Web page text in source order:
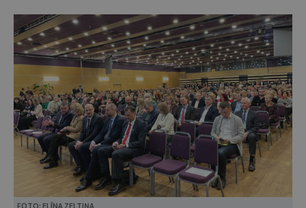
FOTO: ELĪNA ZELTIŅA